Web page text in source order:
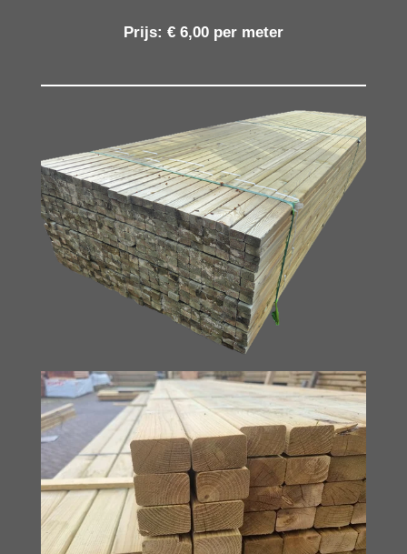
Prijs: € 6,00 per meter